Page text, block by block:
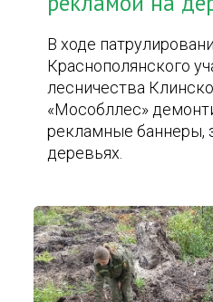
В ходе
Краснополянского
лесничества
«Мособллес»
рекламные баннеры,
деревьях.